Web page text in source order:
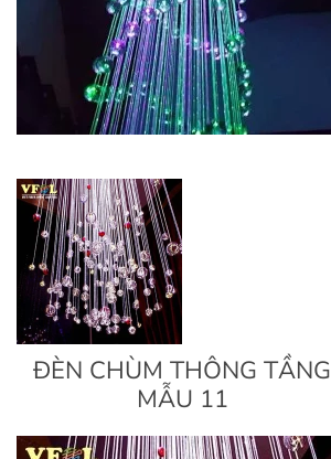
ĐÈN CHÙM THÔNG TẦNG
MẪU 11